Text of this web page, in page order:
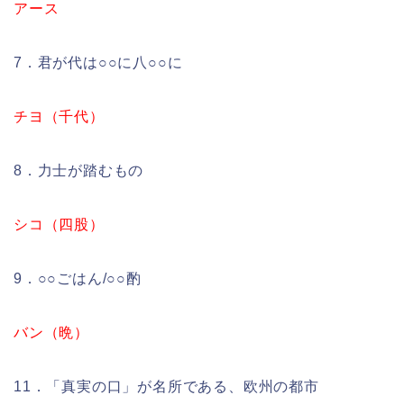
アース
7．君が代は○○に八○○に
チヨ（千代）
8．力士が踏むもの
シコ（四股）
9．○○ごはん/○○酌
バン（晩）
11．「真実の口」が名所である、欧州の都市